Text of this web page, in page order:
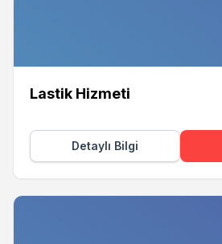
Lastik Hizmeti
Detaylı Bilgi